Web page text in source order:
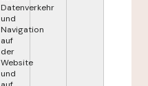
Datenverkehr
und
Navigation
auf
der
Website
und